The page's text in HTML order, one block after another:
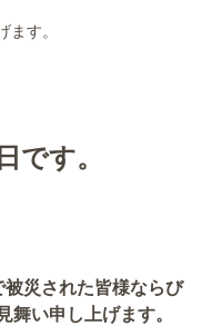
す。
です。
災された皆様ならび
舞い申し上げます。